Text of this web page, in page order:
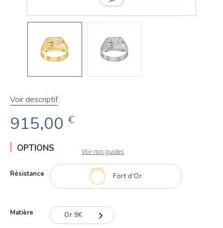
Voir descriptif
915,00 €
OPTIONS Voir nos guides
Résistance Fort d'Or
Matière Or 9K